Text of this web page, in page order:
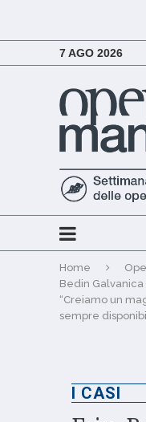
7 AGO 2026
Home
Bedin Galvanica
“Creiamo un
sempre
I CASI